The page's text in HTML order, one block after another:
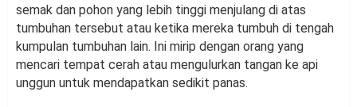
semak dan pohon yang lebih tinggi menjulang di atas
tumbuhan tersebut atau ketika mereka tumbuh di tengah
kumpulan tumbuhan lain. Ini mirip dengan orang yang
mencari tempat cerah atau mengulurkan tangan ke api
unggun untuk mendapatkan sedikit panas.